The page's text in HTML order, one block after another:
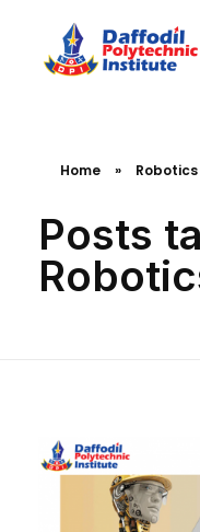
Home » Robotics
Posts